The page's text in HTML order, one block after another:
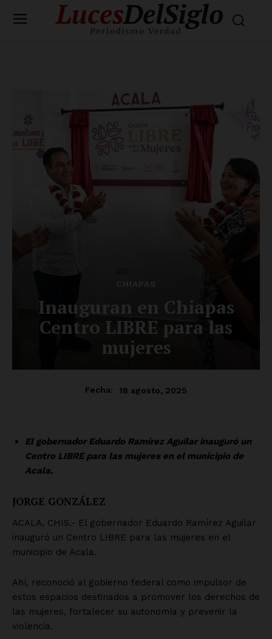
Inauguran en Chiapas
Centro LIBRE para las
mujeres
Fecha: 18 agosto, 2025
El gobernador Eduardo Ramírez Aguilar inauguró un
Centro LIBRE para las mujeres en el municipio de
Acala.
JORGE GONZÁLEZ
ACALA, CHIS.- El gobernador Eduardo Ramírez Aguilar
inauguró un Centro LIBRE para las mujeres en el
municipio de Acala.
Ahí, reconoció al gobierno federal como impulsor de
estos espacios destinados a promover los derechos de
las mujeres, fortalecer su autonomía y prevenir la
violencia.